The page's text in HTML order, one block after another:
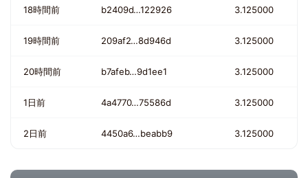
18時間前 b2409d…122926 3.125000
19時間前 209af2…8d946d 3.125000
20時間前 b7afeb…9d1ee1 3.125000
1日前 4a4770…75586d 3.125000
2日前 4450a6…beabb9 3.125000